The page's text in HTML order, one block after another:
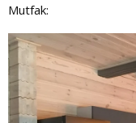
Mutfak: